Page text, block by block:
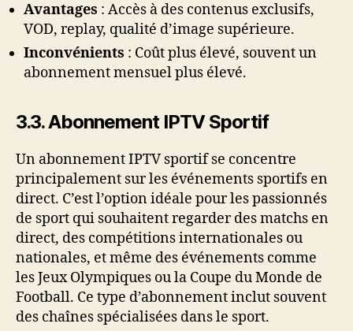
Avantages : Accès à des contenus exclusifs,
VOD, replay, qualité d’image supérieure.
Inconvénients : Coût plus élevé, souvent un
abonnement mensuel plus élevé.
3.3. Abonnement IPTV Sportif
Un abonnement IPTV sportif se concentre
principalement sur les événements sportifs en
direct. C’est l’option idéale pour les passionnés
de sport qui souhaitent regarder des matchs en
direct, des compétitions internationales ou
nationales, et même des événements comme
les Jeux Olympiques ou la Coupe du Monde de
Football. Ce type d’abonnement inclut souvent
des chaînes spécialisées dans le sport.